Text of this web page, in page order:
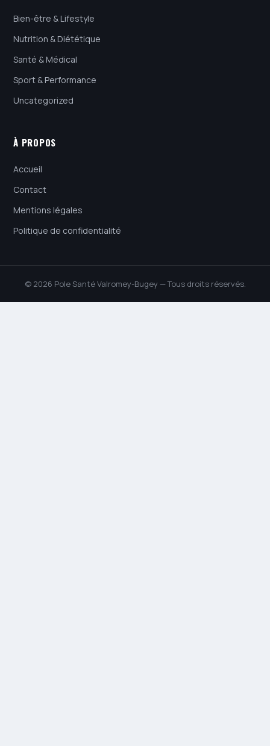
Bien-être & Lifestyle
Nutrition & Diététique
Santé & Médical
Sport & Performance
Uncategorized
À PROPOS
Accueil
Contact
Mentions légales
Politique de confidentialité
© 2026 Pole Santé Valromey-Bugey — Tous droits réservés.